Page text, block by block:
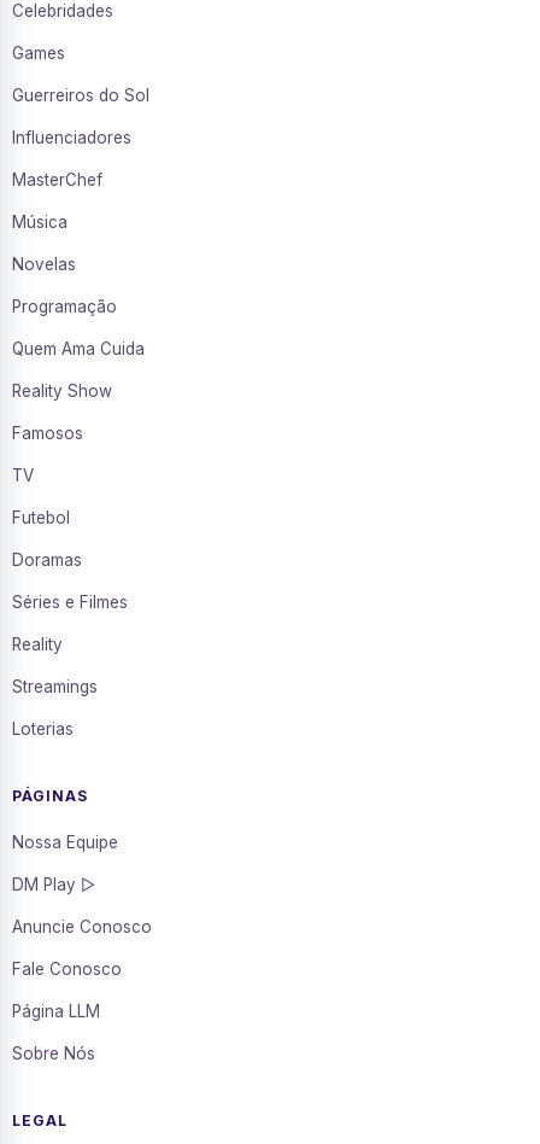
Celebridades
Games
Guerreiros do Sol
Influenciadores
MasterChef
Música
Novelas
Programação
Quem Ama Cuida
Reality Show
Famosos
TV
Futebol
Doramas
Séries e Filmes
Reality
Streamings
Loterias
PÁGINAS
Nossa Equipe
DM Play ▷
Anuncie Conosco
Fale Conosco
Página LLM
Sobre Nós
LEGAL